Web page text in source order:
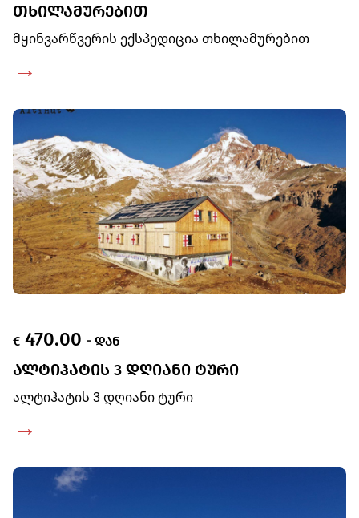
ᲗᲮᲘᲚᲐᲛᲣᲠᲔᲑᲘᲗ
მყინვარწვერის ექსპედიცია თხილამურებით
→
€ 470.00 - ᲓᲐᲜ
ᲐᲚᲢᲘᲰᲐᲢᲘᲡ 3 ᲓᲦᲘᲐᲜᲘ ᲢᲣᲠᲘ
ალტიჰატის 3 დღიანი ტური
→